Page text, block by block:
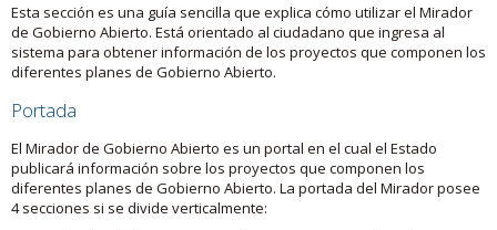
Esta sección es una guía sencilla que explica cómo utilizar el Mirador
de Gobierno Abierto. Está orientado al ciudadano que ingresa al
sistema para obtener información de los proyectos que componen los
diferentes planes de Gobierno Abierto.
Portada
El Mirador de Gobierno Abierto es un portal en el cual el Estado
publicará información sobre los proyectos que componen los
diferentes planes de Gobierno Abierto. La portada del Mirador posee
4 secciones si se divide verticalmente: